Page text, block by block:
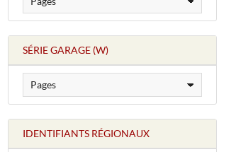
SÉRIE GARAGE (W)
IDENTIFIANTS RÉGIONAUX